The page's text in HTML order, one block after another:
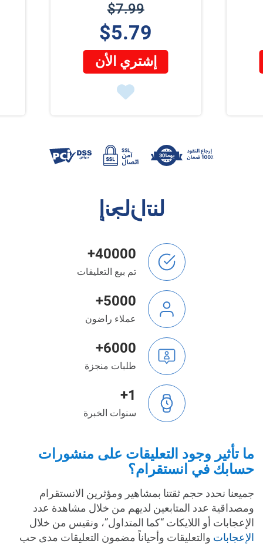
$7.99
$5.79
إشتري الأن
إنجازاتنا
40000+
تم بيع التعليقات
5000+
عملاء راضون
6000+
طلبات منجزة
1+
سنوات الخبرة
ما تأثير وجود التعليقات على منشورات
حسابك في انستقرام؟
جميعنا نحدد حجم ثقتنا بمشاهير ومؤثرين الانستقرام
ومصداقية عدد المتابعين لديهم من خلال مشاهدة عدد
الإعجابات أو اللايكات “كما المتداول”، ونقيس من خلال
الإعجابات والتعليقات وأحياناً مضمون التعليقات مدى حب